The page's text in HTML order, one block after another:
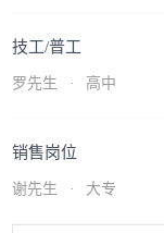
技工/普工
罗先生 · 高中
销售岗位
谢先生 · 大专